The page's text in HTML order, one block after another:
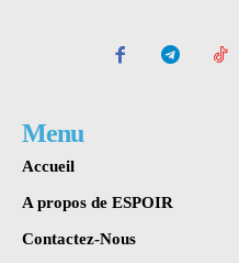
Menu
Accueil
A propos de ESPOIR
Contactez-Nous